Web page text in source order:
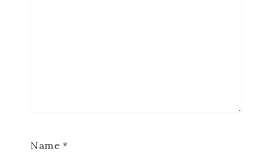
Name *